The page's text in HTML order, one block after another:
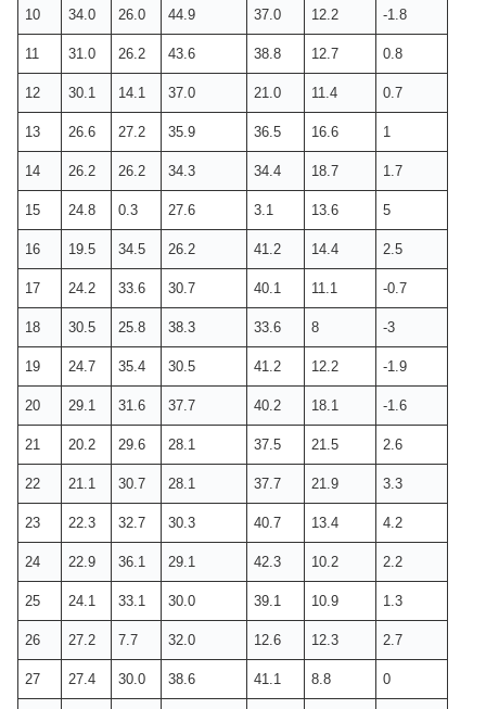
10 34.0 26.0 44.9 37.0 12.2 -1.8
11 31.0 26.2 43.6 38.8 12.7 0.8
12 30.1 14.1 37.0 21.0 11.4 0.7
13 26.6 27.2 35.9 36.5 16.6 1
14 26.2 26.2 34.3 34.4 18.7 1.7
15 24.8 0.3 27.6 3.1 13.6 5
16 19.5 34.5 26.2 41.2 14.4 2.5
17 24.2 33.6 30.7 40.1 11.1 -0.7
18 30.5 25.8 38.3 33.6 8 -3
19 24.7 35.4 30.5 41.2 12.2 -1.9
20 29.1 31.6 37.7 40.2 18.1 -1.6
21 20.2 29.6 28.1 37.5 21.5 2.6
22 21.1 30.7 28.1 37.7 21.9 3.3
23 22.3 32.7 30.3 40.7 13.4 4.2
24 22.9 36.1 29.1 42.3 10.2 2.2
25 24.1 33.1 30.0 39.1 10.9 1.3
26 27.2 7.7 32.0 12.6 12.3 2.7
27 27.4 30.0 38.6 41.1 8.8 0